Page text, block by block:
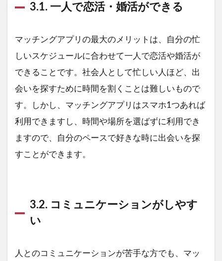
3.1. 一人で恋活・婚活ができる
マッチングアプリの最大のメリットは、自分の忙
しいスケジュールに合わせて一人で恋活や婚活が
できることです。社会人として忙しい人ほど、出
会いを探すために時間を割くことは難しいもので
す。しかし、マッチングアプリはスマホ1つあれば
利用できますし、時間や場所を選ばずに利用でき
ますので、自分のペースで好きな時に出会いを探
すことができます。
3.2. コミュニケーションがしやす
い
人とのコミュニケーションが苦手な方でも、マッ